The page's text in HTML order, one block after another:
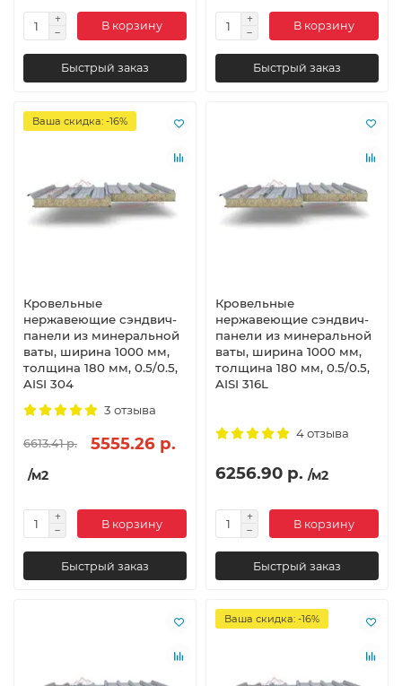
В корзину
Быстрый заказ
В корзину
Быстрый заказ
Ваша скидка: -16%
Кровельные
нержавеющие сэндвич-
панели из минеральной
ваты, ширина 1000 мм,
толщина 180 мм, 0.5/0.5,
AISI 304
3 отзыва
6613.41 р. 5555.26 р.
/м2
В корзину
Быстрый заказ
Кровельные
нержавеющие сэндвич-
панели из минеральной
ваты, ширина 1000 мм,
толщина 180 мм, 0.5/0.5,
AISI 316L
4 отзыва
6256.90 р. /м2
В корзину
Быстрый заказ
Ваша скидка: -16%